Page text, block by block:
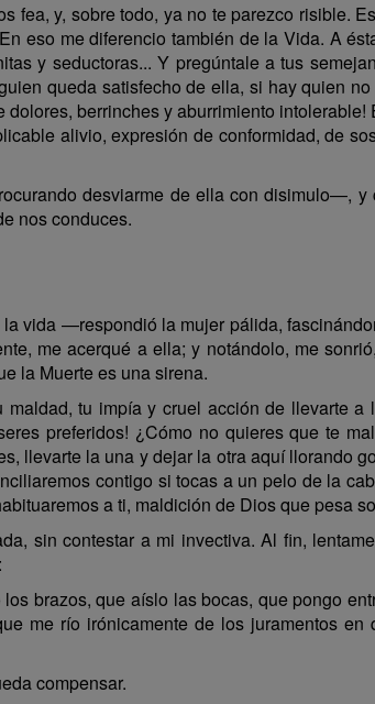
y, sobre todo, ya no te parezco risible.
eso me diferencio también de la Vida. A
y seductoras... Y pregúntale a tus
queda satisfecho de ella, si hay quien
berrinches y aburrimiento
alivio, expresión de conformidad, de
desviarme de ella con disimulo—, y
nos conduces.
vida —respondió la mujer pálida,
me acerqué a ella; y notándolo, me
la Muerte es una sirena.
tu impía y cruel acción de llevarte a
preferidos! ¿Cómo no quieres que te
llevarte la una y dejar la otra aquí llorando
contigo si tocas a un pelo de la
a ti, maldición de Dios que pesa
sin contestar a mi invectiva. Al fin,
brazos, que aíslo las bocas, que pongo
me río irónicamente de los juramentos
compensar.